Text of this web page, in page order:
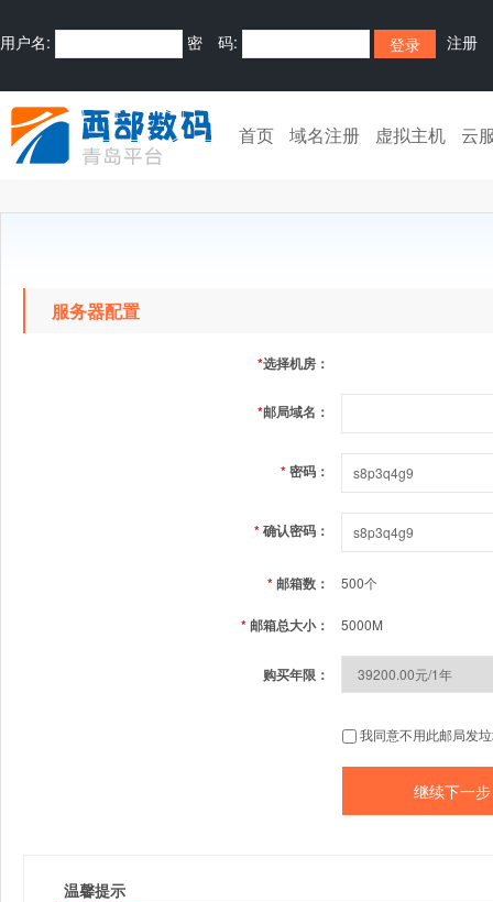
用户名: 密 码: 注册
首页 域名注册 虚拟主机 云
服务器配置
*选择机房：
*邮局域名：
*密码：
*确认密码：
*邮箱数： 500个
*邮箱总大小： 5000M
购买年限：
我同意不用此邮局发
温馨提示